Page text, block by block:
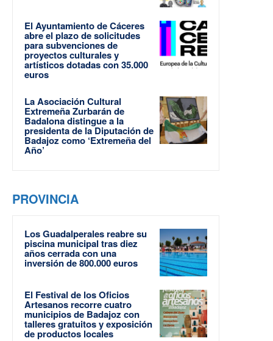
El Ayuntamiento de Cáceres
abre el plazo de solicitudes
para subvenciones de
proyectos culturales y
artísticos dotadas con 35.000
euros
La Asociación Cultural
Extremeña Zurbarán de
Badalona distingue a la
presidenta de la Diputación de
Badajoz como ‘Extremeña del
Año’
PROVINCIA
Los Guadalperales reabre su
piscina municipal tras diez
años cerrada con una
inversión de 800.000 euros
El Festival de los Oficios
Artesanos recorre cuatro
municipios de Badajoz con
talleres gratuitos y exposición
de productos locales